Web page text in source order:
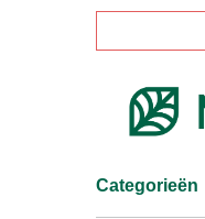
Categorieën